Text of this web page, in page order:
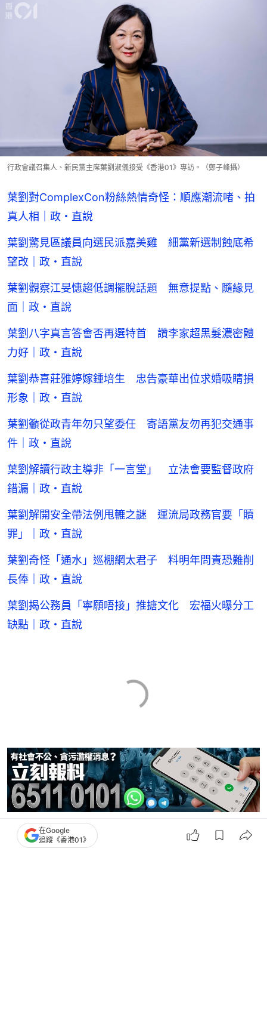
行政會議召集人、新民黨主席葉劉淑儀接受《香港01》專訪。（鄭子峰攝）
葉劉對ComplexCon粉絲熱情奇怪：順應潮流啫、拍
真人相｜政・直說
葉劉驚見區議員向選民派嘉美雞 細黨新選制蝕底希
望改｜政・直說
葉劉觀察江旻憓趨低調擺脫話題 無意提點、隨緣見
面｜政・直說
葉劉八字真言答會否再選特首 讚李家超黑髮濃密體
力好｜政・直說
葉劉恭喜莊雅婷嫁鍾培生 忠告豪華出位求婚吸睛損
形象｜政・直說
葉劉籲從政青年勿只望委任 寄語黨友勿再犯交通事
件｜政・直說
葉劉解讀行政主導非「一言堂」 立法會要監督政府
錯漏｜政・直說
葉劉解開安全帶法例甩轆之謎 運流局政務官要「贖
罪」｜政・直說
葉劉奇怪「通水」巡棚網太君子 料明年問責恐難削
長俸｜政・直說
葉劉揭公務員「寧願唔接」推搪文化 宏福火曝分工
缺點｜政・直說
葉劉淑儀 政・直說 區議會
在Google
追蹤《香港01》